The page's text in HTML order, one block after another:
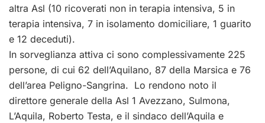
altra Asl (10 ricoverati non in terapia intensiva, 5 in
terapia intensiva, 7 in isolamento domiciliare, 1 guarito
e 12 deceduti).
In sorveglianza attiva ci sono complessivamente 225
persone, di cui 62 dell’Aquilano, 87 della Marsica e 76
dell’area Peligno-Sangrina. Lo rendono noto il
direttore generale della Asl 1 Avezzano, Sulmona,
L’Aquila, Roberto Testa, e il sindaco dell’Aquila e